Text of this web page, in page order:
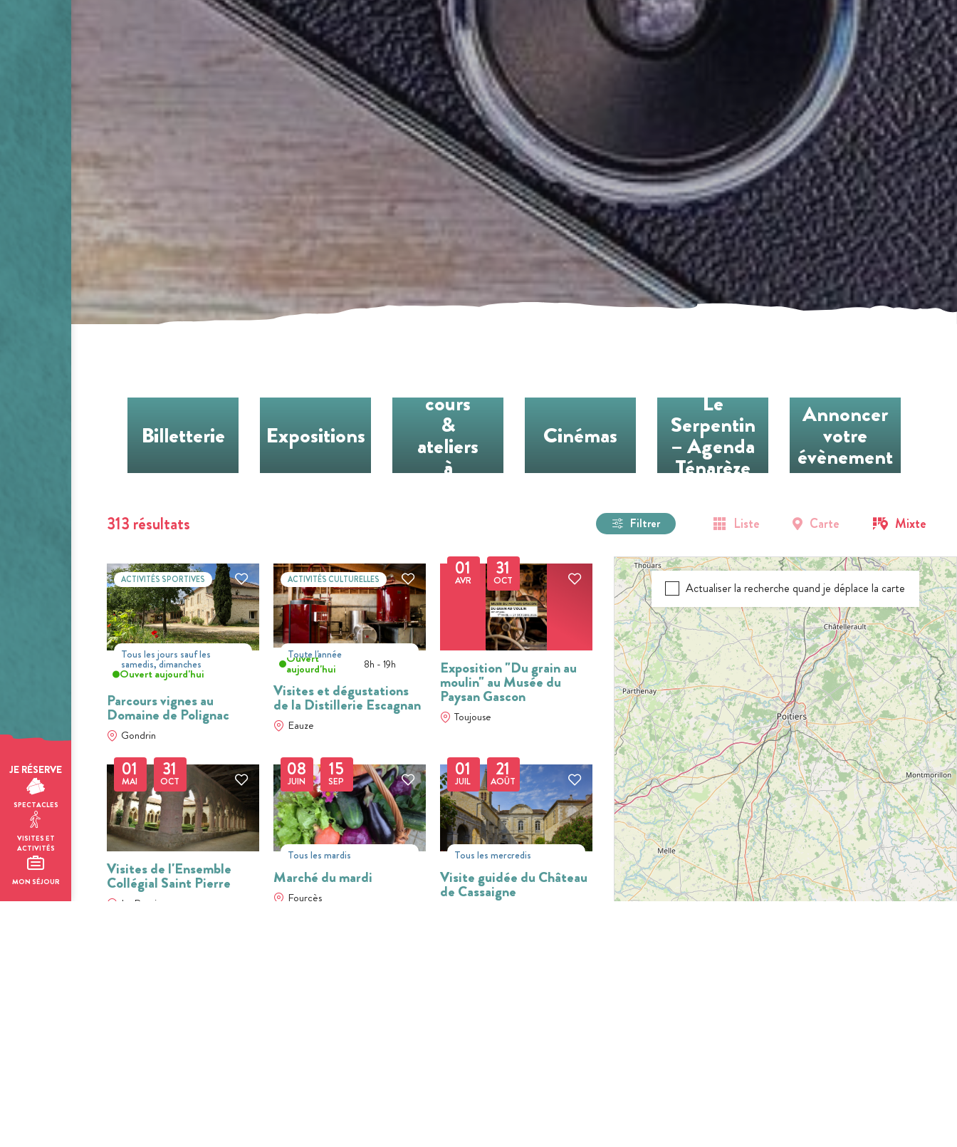
JE RÉSERVE
SPECTACLES
VISITES ET
ACTIVITÉS
MON SÉJOUR
Billetterie Expositions
cours
&
ateliers
à
Cinémas
Le
Serpentin
– Agenda
Ténarèze
Annoncer
votre
évènement
313 résultats Filtrer Liste Carte Mixte
Tous les jours sauf les
samedis, dimanches
ACTIVITÉS SPORTIVES
Ouvert aujourd'hui
Parcours vignes au
Domaine de Polignac
Gondrin
Toute l'année
ACTIVITÉS CULTURELLES
Ouvert
aujourd'hui 8h - 19h
Visites et dégustations
de la Distillerie Escagnan
Eauze
01
AVR
31
OCT
Exposition "Du grain au
moulin" au Musée du
Paysan Gascon
Toujouse
01
MAI
31
OCT
Visites de l'Ensemble
Collégial Saint Pierre
La Romieu
Tous les mardis
08
JUIN
15
SEP
Marché du mardi
Fourcès
Tous les mercredis
01
JUIL
21
AOÛT
Visite guidée du Château
de Cassaigne
Actualiser la recherche quand je déplace la carte